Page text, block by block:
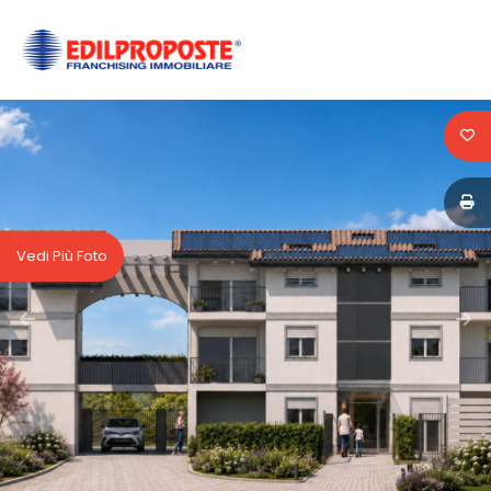
Vedi Più Foto
HOME
AFFILIATI
VENDITA
AFFITTO
ACQUISIZIONE
Codice
Qualsiasi
Vendita
Affitto
Scegli
dove